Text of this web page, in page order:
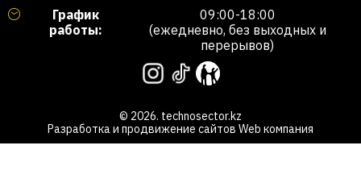
График
работы:
09:00-18:00
(ежедневно, без выходных и
перерывов)
© 2026. technosector.kz
Разработка и продвижение сайтов Web компания